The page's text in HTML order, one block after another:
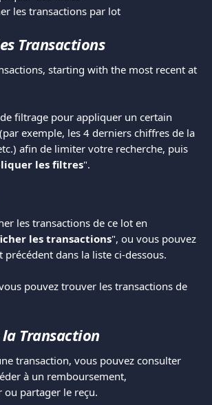
les transactions par lot
Transactions
starting with the most recent at
filtrage pour appliquer un certain
exemple, les 4 derniers chiffres de la
afin de limiter votre recherche, puis
les filtres".
les transactions de ce lot en
les transactions", ou vous pouvez
dans la liste ci-dessous.
pouvez trouver les transactions de
Transaction
transaction, vous pouvez consulter
à un remboursement,
partager le reçu.